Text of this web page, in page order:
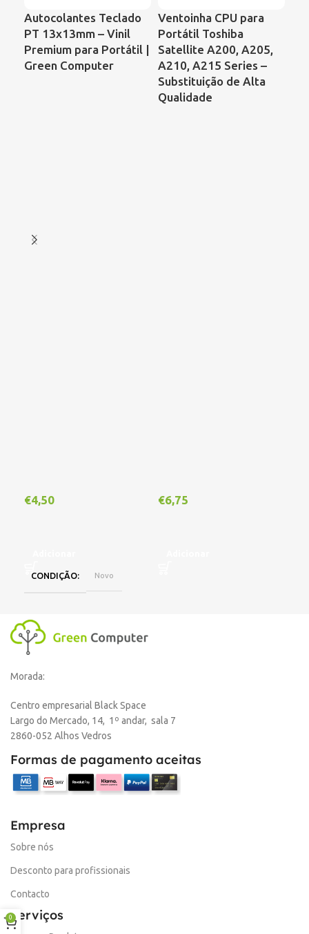
Autocolantes Teclado
PT 13x13mm – Vinil
Premium para Portátil |
Green Computer
€4,50
CONDIÇÃO Novo
Ventoinha CPU para
Portátil Toshiba
Satellite A200, A205,
A210, A215 Series –
Substituição de Alta
Qualidade
€6,75
Morada:
Centro empresarial Black Space
Largo do Mercado, 14, 1º andar, sala 7
2860-052 Alhos Vedros
Formas de pagamento aceitas
Empresa
Sobre nós
Desconto para profissionais
Contacto
Serviços
0